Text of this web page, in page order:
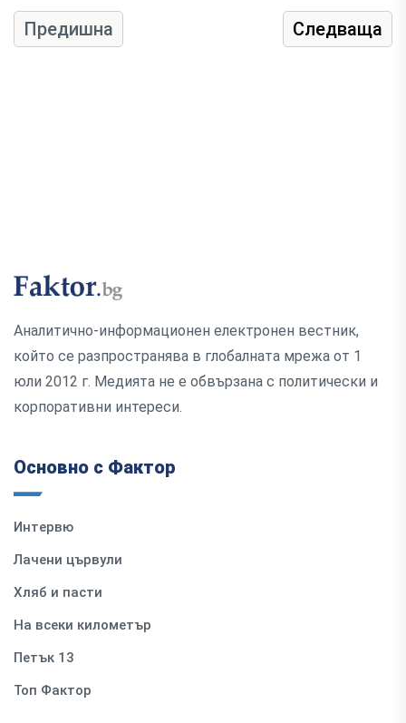
Предишна Следваща
Аналитично-информационен електронен вестник,
който се разпространява в глобалната мрежа от 1
юли 2012 г. Медията не е обвързана с политически и
корпоративни интереси.
Основно с Фактор
Интервю
Лачени цървули
Хляб и пасти
На всеки километър
Петък 13
Топ Фактор